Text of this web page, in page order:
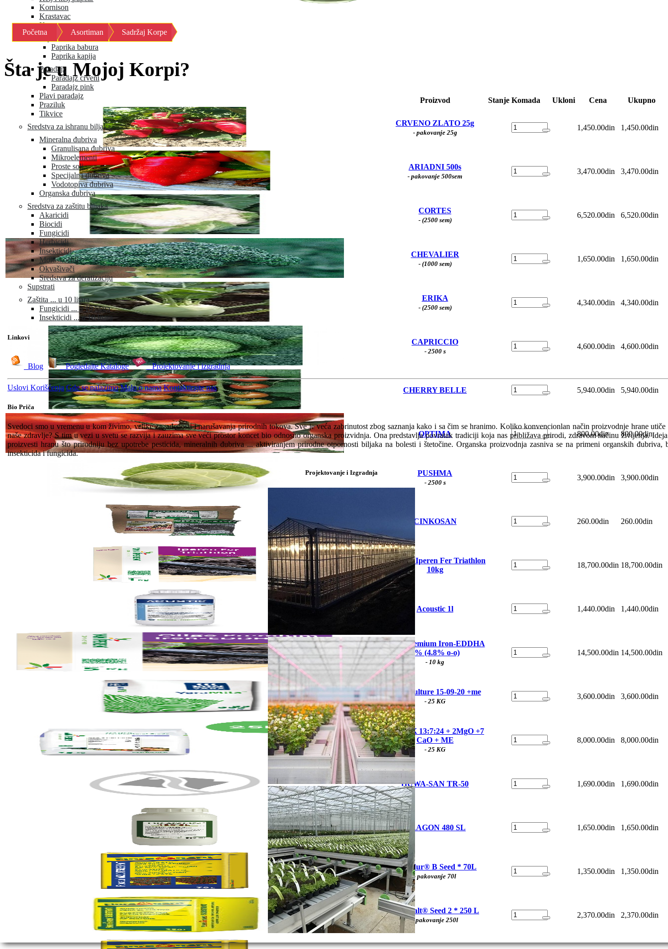
Kornison
Krastavac
Kupus
Paprika
Paprika babura
Paprika kapija
Paradajz
Paradajz crveni
Paradajz pink
Plavi paradajz
Praziluk
Tikvice
Sredstva za ishranu biljaka
Mineralna đubriva
Granulisana đubriva
Mikroelementi
Proste soli
Specijalna đubriva
Vodotopiva đubriva
Organska đubriva
Sredstva za zaštitu biljaka
Akaricidi
Biocidi
Fungicidi
Herbicidi
Insekticidi
Moluskocidi
Okvašivači
Sredstva za deratizaciju
Supstrati
Zaštita ... u 10 litara
Fungicidi ... u 10 litara
Insekticidi ... u 10 litara
Linkovi
Blog Pogledajte Kataloge Projektovanje i izgradnja
Uslovi Korišćenja Gde se nalazimo Malo o nama Kontaktirajte nas
Bio Priča
Svedoci smo u vremenu u kom živimo, velike zagađenosti i narušavanja prirodnih tokova. Sve je veća zabrinutost zbog saznanja kako i sa čim se hranimo. Koliko konvencionlan način proizvodnje hrane utiče
naše zdravlje? S tim u vezi u svetu se razvija i zauzima sve veći prostor koncet bio odnosno organska proizvidnja. Ona predstavlja povratak tradiciji koja nas približava prirodi, zdravom načinu življenja.
proizvesti hranu što prirodniju bez upotrebe pesticida, mineralnih đubriva ... aktiviranjem prirodne otpornosti biljaka na bolesti i štetočine. Organska proizvodnja zasniva se na primeni organskih đubriva,
insekticida i fungicida.
Projektovanje i Izgradnja
Početna Asortiman Sadržaj Korpe
Šta je u Mojoj Korpi?
Proizvod Stanje Komada Ukloni Cena Ukupno
CRVENO ZLATO 25g
- pakovanje 25g
1,450.00din 1,450.00din
ARIADNI 500s
- pakovanje 500sem
3,470.00din 3,470.00din
CORTES
- (2500 sem)
6,520.00din 6,520.00din
CHEVALIER
- (1000 sem)
1,650.00din 1,650.00din
ERIKA
- (2500 sem)
4,340.00din 4,340.00din
CAPRICCIO
- 2500 s
4,600.00din 4,600.00din
CHERRY BELLE 5,940.00din 5,940.00din
OPTIMA 800.00din 800.00din
PUSHMA
- 2500 s
3,900.00din 3,900.00din
CINKOSAN 260.00din 260.00din
Gvožđe / Iperen Fer Triathlon
10kg
18,700.00din 18,700.00din
Acoustic 1l 1,440.00din 1,440.00din
Oligo Premium Iron-EDDHA
6% (4.8% o-o)
- 10 kg
14,500.00din 14,500.00din
Yara Culture 15-09-20 +me
- 25 KG
3,600.00din 3,600.00din
WS NPK 13:7:24 + 2MgO +7
CaO + ME
- 25 KG
8,000.00din 8,000.00din
HUWA-SAN TR-50 1,690.00din 1,690.00din
DRAGON 480 SL 1,650.00din 1,650.00din
Floradur® B Seed * 70L
- pakovanje 70l
1,350.00din 1,350.00din
Florabalt® Seed 2 * 250 L
- pakovanje 250l
2,370.00din 2,370.00din